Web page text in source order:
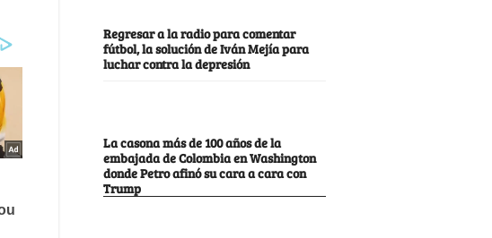
Regresar a la radio para comentar
fútbol, la solución de Iván Mejía para
luchar contra la depresión
La casona más de 100 años de la
embajada de Colombia en Washington
donde Petro afinó su cara a cara con
Trump